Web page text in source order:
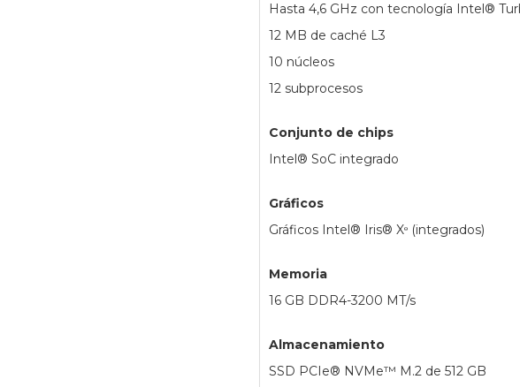
Hasta 4,6 GHz con tecnología Intel®
12 MB de caché L3
10 núcleos
12 subprocesos
Conjunto de chips
Intel® SoC integrado
Gráficos
Gráficos Intel® Iris® Xᶱ (integrados)
Memoria
16 GB DDR4-3200 MT/s
Almacenamiento
SSD PCIe® NVMe™ M.2 de 512 GB